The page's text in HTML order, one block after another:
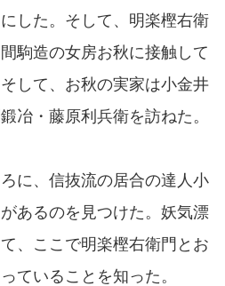
した。そして、明楽樫右衛
駒造の女房お秋に接触して
して、お秋の実家は小金井
冶・藤原利兵衛を訪ねた。
に、信抜流の居合の達人小
あるのを見つけた。妖気漂
、ここで明楽樫右衛門とお
ていることを知った。